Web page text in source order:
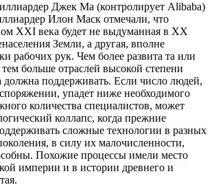
Джек Ма (контролирует Alibaba)
Илон Маск отмечали, что
XXI века будет не выдуманная в XX
Земли, а другая, вполне
рабочих рук. Чем более развита та или
больше отраслей высокой степени
должна поддерживать. Если число людей,
упадет ниже необходимого
количества специалистов, может
коллапс, когда прежние
сложные технологии в разных
в силу их малочисленности,
Похожие процессы имели место
империи и в истории древнего и